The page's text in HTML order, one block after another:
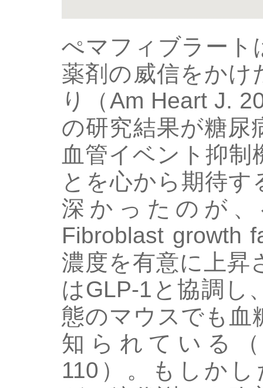
ぺマフィブラート
薬剤の威信をかけ
り（Am Heart J.
の研究結果が糖尿
血管イベント抑制
とを心から期待
深かったのが
Fibroblast growth
濃度を有意に上昇
はGLP-1と協調し
態のマウスでも血
知られている（
110）。もしか